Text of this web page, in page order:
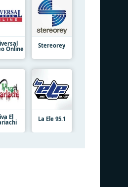
Online Stereorey
El La Ele 95.1